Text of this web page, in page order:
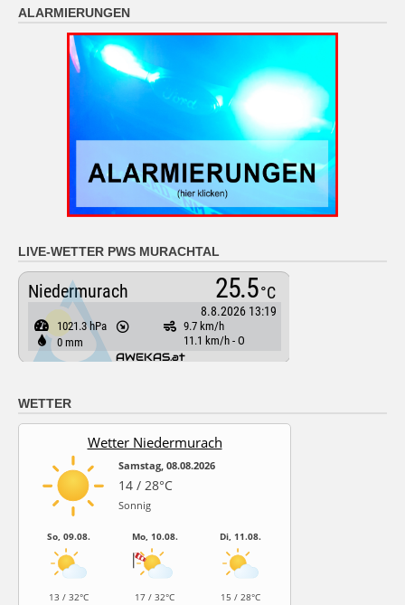
ALARMIERUNGEN
LIVE-WETTER PWS MURACHTAL
WETTER
Wetter Niedermurach
Samstag, 08.08.2026
14 / 28°C
Sonnig
So, 09.08.
13 / 32°C
Mo, 10.08.
17 / 32°C
Di, 11.08.
15 / 28°C